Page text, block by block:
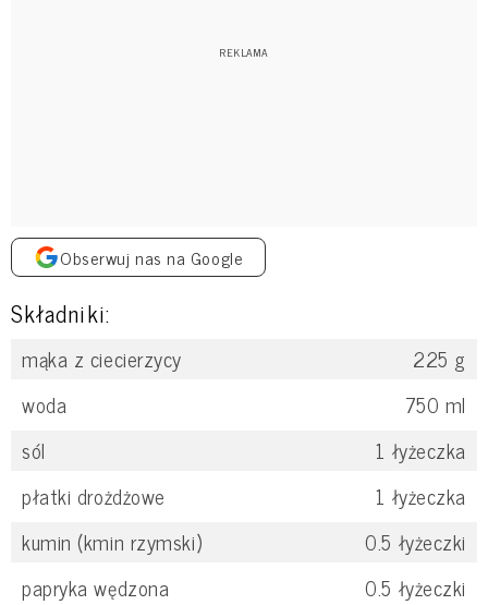
Obserwuj nas na Google
Składniki:
mąka z ciecierzycy 225 g
woda
750 ml
sól
1 łyżeczka
płatki drożdżowe
1 łyżeczka
kumin (kmin rzymski)
0.5 łyżeczki
papryka wędzona
0.5 łyżeczki